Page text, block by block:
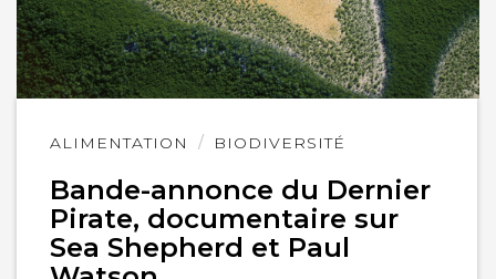
ALIMENTATION BIODIVERSITÉ
Bande-annonce du Dernier
Pirate, documentaire sur
Sea Shepherd et Paul
Lire